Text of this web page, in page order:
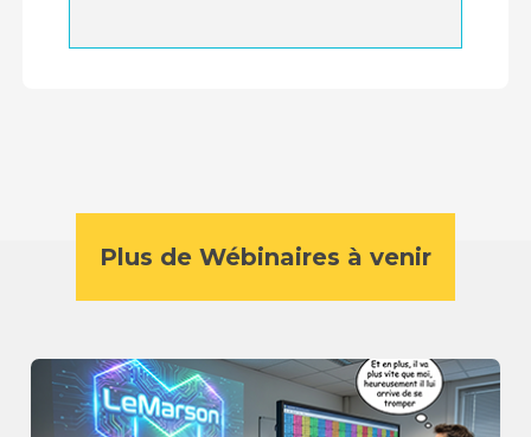
Plus de Wébinaires à venir